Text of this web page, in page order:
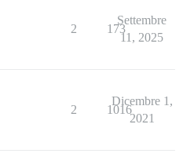
2 173
Settembre
11, 2025
2 1016
Dicembre 1,
2021